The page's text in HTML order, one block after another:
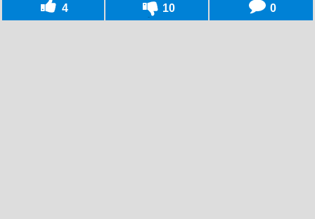
4 10 0